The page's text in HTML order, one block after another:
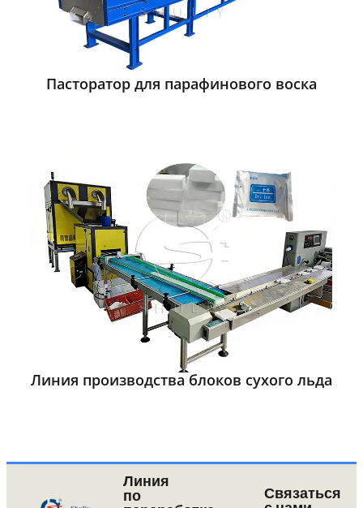
Пасторатор для парафинового воска
Линия производства блоков сухого льда
Линия
по Связаться